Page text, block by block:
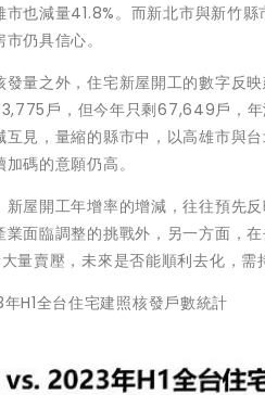
也減量41.8%。而新北市與新竹
仍具信心。
量之外，住宅新屋開工的數字反
戶，但今年只剩67,649戶，
見，量縮的縣市中，以高雄市與
碼的意願仍高。
屋開工年增率的增減，往往預先
面臨調整的挑戰外，另一方面，
量賣壓，未來是否能順利去化，需
H1全台住宅建照核發戶數統計